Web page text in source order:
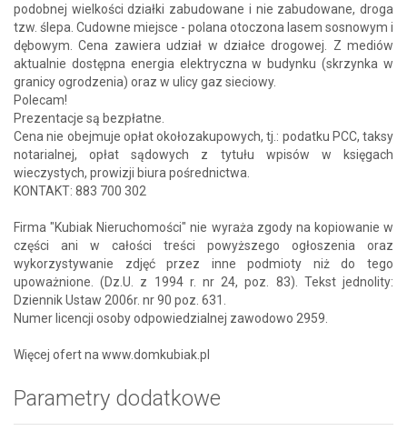
podobnej wielkości działki zabudowane i nie zabudowane, droga
tzw. ślepa. Cudowne miejsce - polana otoczona lasem sosnowym i
dębowym. Cena zawiera udział w działce drogowej. Z mediów
aktualnie dostępna energia elektryczna w budynku (skrzynka w
granicy ogrodzenia) oraz w ulicy gaz sieciowy.
Polecam!
Prezentacje są bezpłatne.
Cena nie obejmuje opłat okołozakupowych, tj.: podatku PCC, taksy
notarialnej, opłat sądowych z tytułu wpisów w księgach
wieczystych, prowizji biura pośrednictwa.
KONTAKT: 883 700 302
Firma "Kubiak Nieruchomości" nie wyraża zgody na kopiowanie w
części ani w całości treści powyższego ogłoszenia oraz
wykorzystywanie zdjęć przez inne podmioty niż do tego
upoważnione. (Dz.U. z 1994 r. nr 24, poz. 83). Tekst jednolity:
Dziennik Ustaw 2006r. nr 90 poz. 631.
Numer licencji osoby odpowiedzialnej zawodowo 2959.
Więcej ofert na www.domkubiak.pl
Parametry dodatkowe